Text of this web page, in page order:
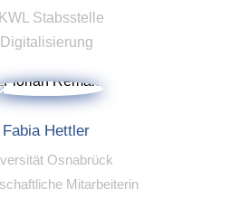
Stabsstelle
Digitalisierung
Fabia Hettler
Osnabrück
Mitarbeiterin